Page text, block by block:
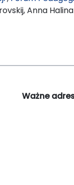
Anna
Ważne